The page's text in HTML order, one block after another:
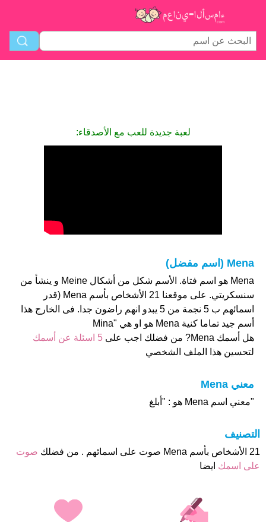
لعبة جديدة للعب مع الأصدقاء:
Mena (اسم مفضل)
Mena هو اسم فتاة. الأسم شكل من أشكال Meine و ينشأ من
سنسكريتي. على موقعنا 21 الأشخاص بأسم Mena (قدر
اسمائهم ب 5 نجمة من 5 يبدو انهم راضون جدا. فى الخارج هذا
أسم جيد تماما كنية Mena هو او هي "Mina
هل أسمك Mena? من فضلك اجب على
5 اسئلة عن أسمك
لتحسين هذا الملف الشخصي
معني Mena
"معني اسم Mena هو : "أبلغ
التصنيف
21 الأشخاص بأسم Mena صوت على اسمائهم . من فضلك
صوت
على اسمك ايضا